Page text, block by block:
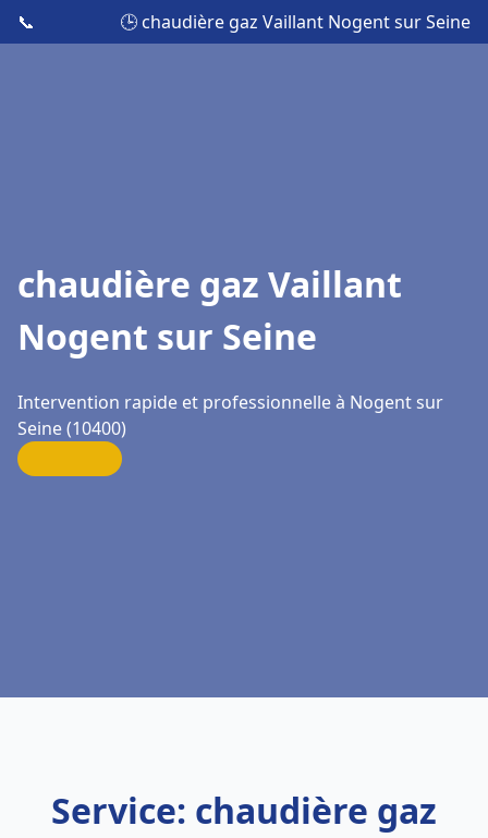
📞 🕒 chaudière gaz Vaillant Nogent sur Seine
chaudière gaz Vaillant
Nogent sur Seine
Intervention rapide et professionnelle à Nogent sur
Seine (10400)
Service: chaudière gaz